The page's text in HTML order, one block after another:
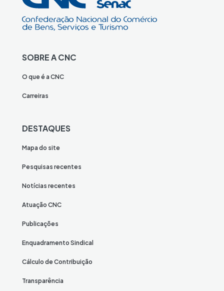
SOBRE A CNC
O que é a CNC
Carreiras
DESTAQUES
Mapa do site
Pesquisas recentes
Notícias recentes
Atuação CNC
Publicações
Enquadramento Sindical
Cálculo de Contribuição
Transparência